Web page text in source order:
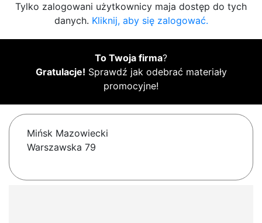
Tylko zalogowani użytkownicy maja dostęp do tych
danych. Kliknij, aby się zalogować.
To Twoja firma?
Gratulacje! Sprawdź jak odebrać materiały
promocyjne!
Mińsk Mazowiecki
Warszawska 79